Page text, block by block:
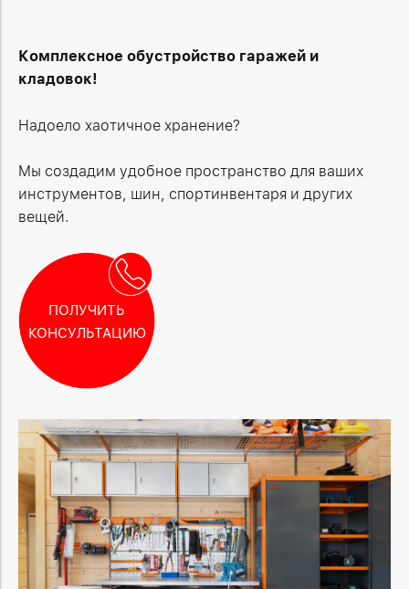
Комплексное обустройство гаражей и
кладовок!
Надоело хаотичное хранение?
Мы создадим удобное пространство для ваших
инструментов, шин, спортинвентаря и других
вещей.
ПОЛУЧИТЬ
КОНСУЛЬТАЦИЮ